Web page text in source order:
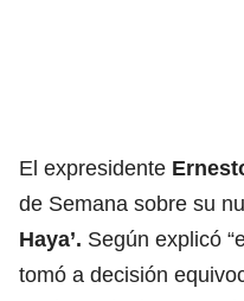
El expresidente
de Semana sobre su
Haya’. Según explicó
tomó a decisión